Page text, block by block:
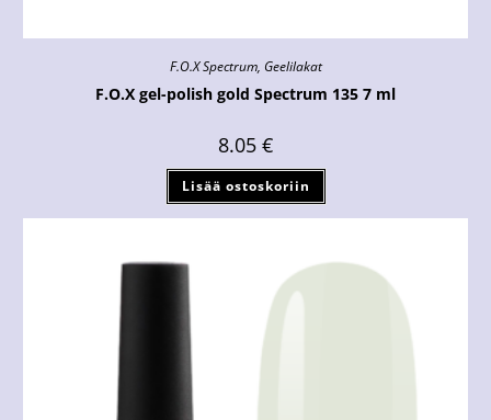
F.O.X Spectrum, Geelilakat
F.O.X gel-polish gold Spectrum 135 7 ml
8.05 €
Lisää ostoskoriin